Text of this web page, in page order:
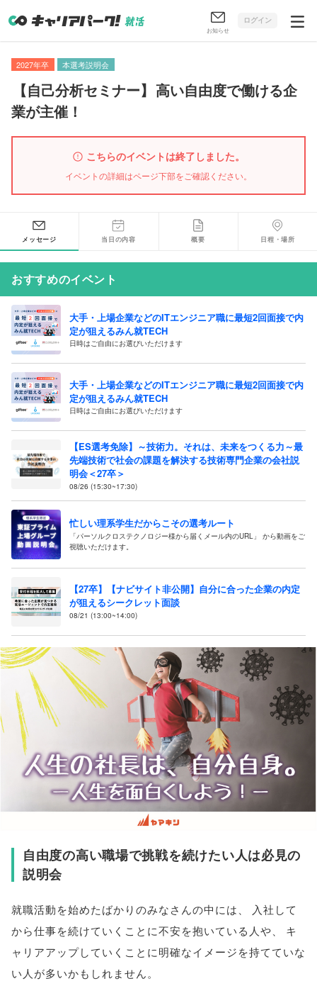
お知らせ
ログイン
2027年卒 本選考説明会
【自己分析セミナー】 高い自由度で働ける企
業が主催！
こちらのイベントは終了しました。
イベントの詳細はページ下部をご確認ください。
メッセージ 当日の内容 概要 日程・場所
おすすめのイベント
大手・上場企業などのITエンジニア職に最短2回面接で内
定が狙えるみん就TECH
日時はご自由にお選びいただけます
大手・上場企業などのITエンジニア職に最短2回面接で内
定が狙えるみん就TECH
日時はご自由にお選びいただけます
【ES選考免除】～技術力。それは、未来をつくる力～最
先端技術で社会の課題を解決する技術専門企業の会社説
明会＜27卒＞
08/26 (15:30~17:30)
忙しい理系学生だからこその選考ルート
「パーソルクロステクノロジー様から届くメール内のURL」 から動画をご
視聴いただけます。
【27卒】【ナビサイト非公開】自分に合った企業の内定
が狙えるシークレット面談
08/21 (13:00~14:00)
自由度の高い職場で挑戦を続けたい人は必見の
説明会
就職活動を始めたばかりのみなさんの中には、
入社して
から仕事を続けていくことに不安を抱いている人や、
キ
ャリアアップしていくことに明確なイメージを持てていな
い人が多いかもしれません。